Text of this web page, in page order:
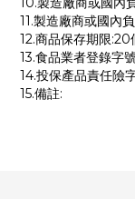
11.製造廠商或國內
12.商品保存期限:20
13.食品業者登錄
14.投保產品責任險
15.備註: